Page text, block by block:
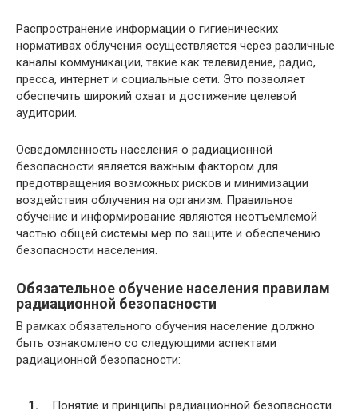
Распространение информации о гигиенических
нормативах облучения осуществляется через различные
каналы коммуникации, такие как телевидение, радио,
пресса, интернет и социальные сети. Это позволяет
обеспечить широкий охват и достижение целевой
аудитории.
Осведомленность населения о радиационной
безопасности является важным фактором для
предотвращения возможных рисков и минимизации
воздействия облучения на организм. Правильное
обучение и информирование являются неотъемлемой
частью общей системы мер по защите и обеспечению
безопасности населения.
Обязательное обучение населения правилам
радиационной безопасности
В рамках обязательного обучения население должно
быть ознакомлено со следующими аспектами
радиационной безопасности:
Понятие и принципы радиационной безопасности.